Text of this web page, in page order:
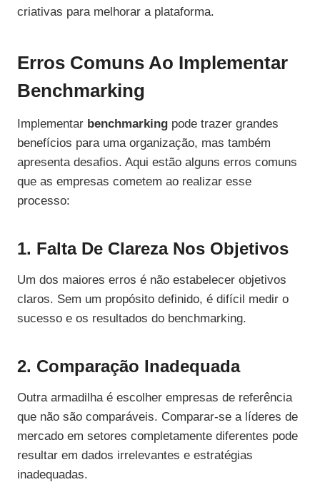
criativas para melhorar a plataforma.
Erros Comuns Ao Implementar
Benchmarking
Implementar benchmarking pode trazer grandes
benefícios para uma organização, mas também
apresenta desafios. Aqui estão alguns erros comuns
que as empresas cometem ao realizar esse
processo:
1. Falta De Clareza Nos Objetivos
Um dos maiores erros é não estabelecer objetivos
claros. Sem um propósito definido, é difícil medir o
sucesso e os resultados do benchmarking.
2. Comparação Inadequada
Outra armadilha é escolher empresas de referência
que não são comparáveis. Comparar-se a líderes de
mercado em setores completamente diferentes pode
resultar em dados irrelevantes e estratégias
inadequadas.